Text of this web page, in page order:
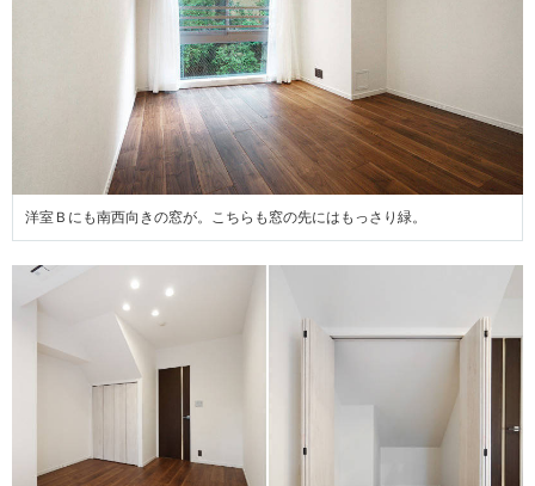
洋室Ｂにも南西向きの窓が。こちらも窓の先にはもっさり緑。